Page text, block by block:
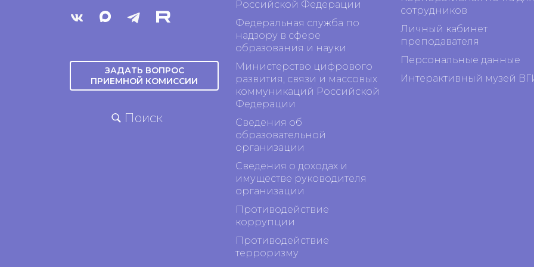
ЗАДАТЬ ВОПРОС
ПРИЕМНОЙ КОМИССИИ
Поиск
Российской Федерации
Федеральная служба по
надзору в сфере
образования и науки
Министерство цифрового
развития, связи и массовых
коммуникаций Российской
Федерации
Сведения об
образовательной
организации
Сведения о доходах и
имуществе руководителя
организации
Противодействие
коррупции
Противодействие
терроризму
сотрудников
Личный кабинет
преподавателя
Персональные данные
Интерактивный музей